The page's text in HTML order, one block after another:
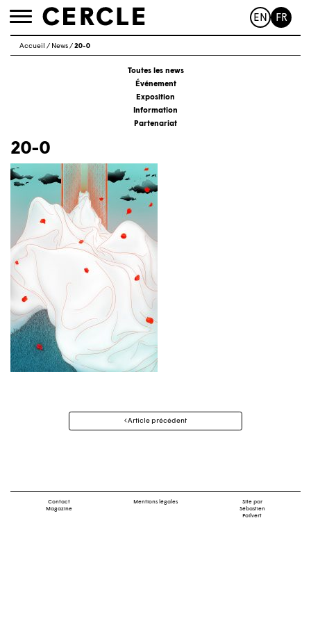
Toggle
EN FR
Accueil / News/20-0
Toutes les news
Événement
Exposition
Information
Partenariat
20-0
Navigation
Article précédent
Contact
Magazine
Mentions légales
Site par
Sébastien
Poilvert